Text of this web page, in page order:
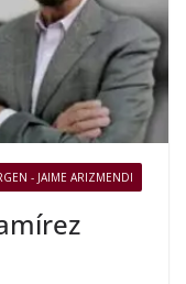
- JAIME ARIZMENDI